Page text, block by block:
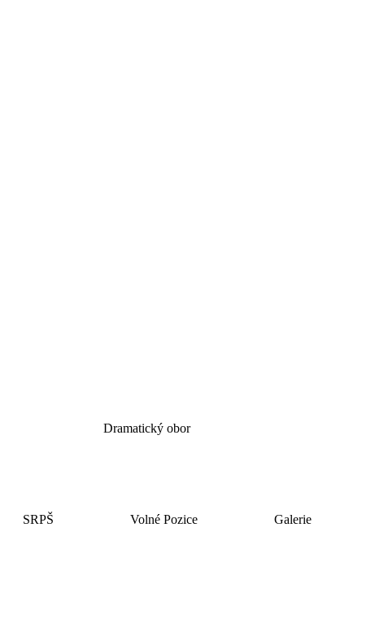
Dramatický obor
SRPŠ Volné Pozice Galerie